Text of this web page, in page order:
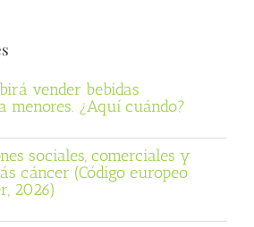
vender bebidas
menores. ¿Aquí cuándo?
sociales, comerciales y
cáncer (Código europeo
2026)